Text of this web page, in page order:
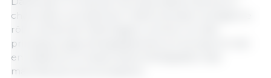
charcutiers ont diminué. Cette évolution souligne le
rôle central de l’Allemagne comme l’un des
principaux pays d’engraissement en Europe et met
en évidence le niveau élevé d’intégration des
marchés porcins européens.